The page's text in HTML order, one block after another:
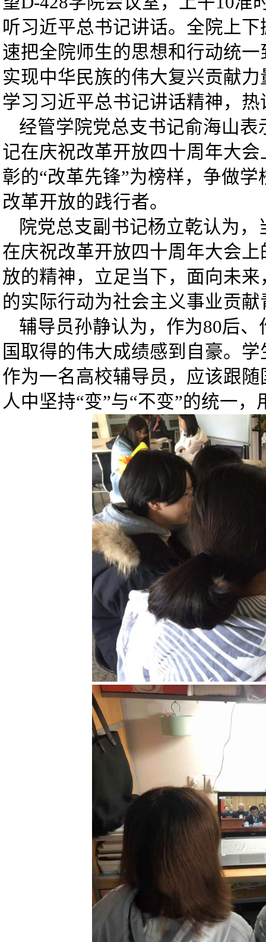
听习近平总书记讲话。全院上
速把全院师生的思想和行动统
实现中华民族的伟大复兴贡献
学习习近平总书记讲话精神，
经管学院党总支书记俞海山
记在庆祝改革开放四十周年大
彰的“改革先锋”为榜样，争做
改革开放的践行者。
院党总支副书记杨立乾认为
在庆祝改革开放四十周年大会
放的精神，立足当下，面向未
的实际行动为社会主义事业贡献
辅导员孙静认为，作为80后
国取得的伟大成绩感到自豪。
作为一名高校辅导员，应该跟
人中坚持“变”与“不变”的统一